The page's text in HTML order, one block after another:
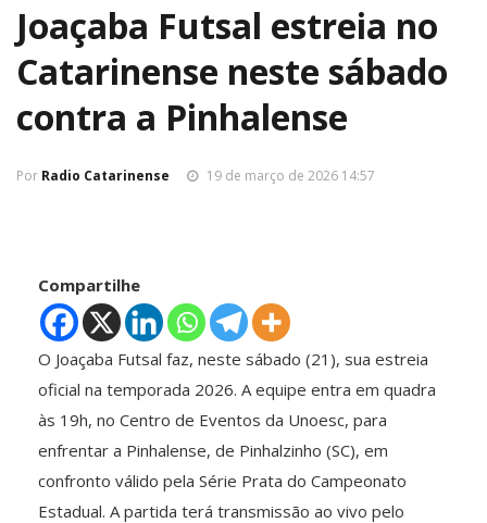
Joaçaba Futsal estreia no
Catarinense neste sábado
contra a Pinhalense
Por Radio Catarinense 19 de março de 2026 14:57
Compartilhe
O Joaçaba Futsal faz, neste sábado (21), sua estreia
oficial na temporada 2026. A equipe entra em quadra
às 19h, no Centro de Eventos da Unoesc, para
enfrentar a Pinhalense, de Pinhalzinho (SC), em
confronto válido pela Série Prata do Campeonato
Estadual. A partida terá transmissão ao vivo pelo